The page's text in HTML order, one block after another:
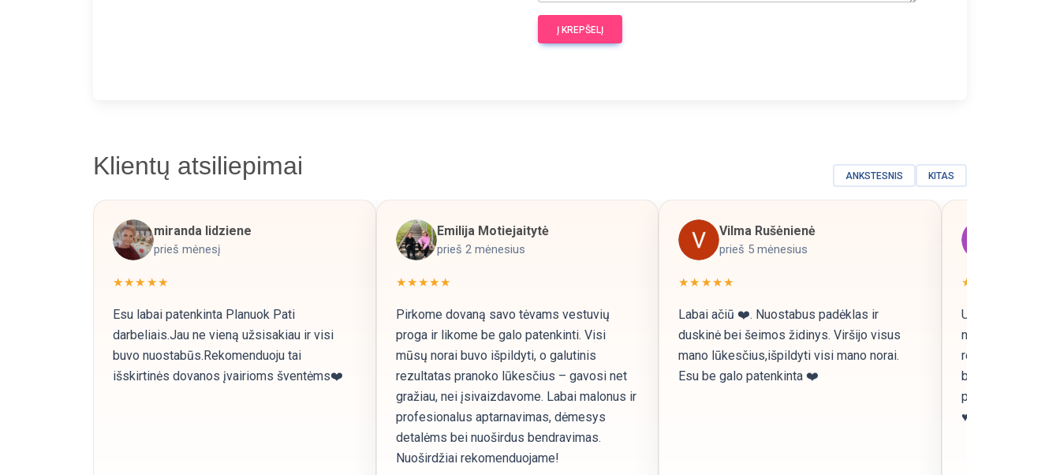
Į KREPŠELĮ
Klientų atsiliepimai ANKSTESNIS KITAS
miranda lidziene
prieš mėnesį
★★★★★
Esu labai patenkinta Planuok Pati
darbeliais.Jau ne vieną užsisakiau ir visi
buvo nuostabūs.Rekomenduoju tai
išskirtinės dovanos įvairioms šventėms❤️
Emilija Motiejaitytė
prieš 2 mėnesius
★★★★★
Pirkome dovaną savo tėvams vestuvių
proga ir likome be galo patenkinti. Visi
mūsų norai buvo išpildyti, o galutinis
rezultatas pranoko lūkesčius – gavosi net
gražiau, nei įsivaizdavome. Labai malonus ir
profesionalus aptarnavimas, dėmesys
detalėms bei nuoširdus bendravimas.
Nuoširdžiai rekomenduojame!
Vilma Rušėnienė
prieš 5 mėnesius
★★★★★
Labai ačiū ❤️. Nuostabus padėklas ir
duskinė bei šeimos židinys. Viršijo visus
mano lūkesčius,išpildyti visi mano norai.
Esu be galo patenkinta ❤️
★★★★★
Užsisakiau
neatsidžiaugiu
rekomenduoju,
bendravimas,
pristatymas.
♥️